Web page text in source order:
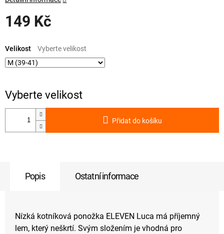
149 Kč
cena:
Velikost
Přidat do košíku
Popis Ostatní informace
Nízká kotníková ponožka ELEVEN Luca má příjemný
lem, který neškrtí. Svým složením je vhodná pro